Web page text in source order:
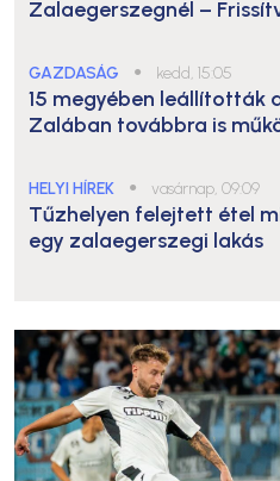
Zalaegerszegnél –
GAZDASÁG ● kedd, 15:05
15 megyében leállították
Zalában továbbra is
HELYI HÍREK ● vasárnap, 09:09
Tűzhelyen felejtett étel
egy zalaegerszegi lakás